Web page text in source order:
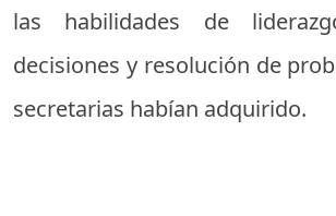
las habilidades de
decisiones y resolución de
secretarias habían adquirido.